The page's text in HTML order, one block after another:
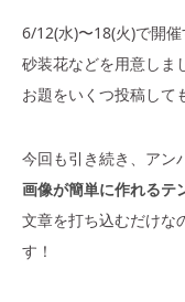
6/12(水)〜18(火)で開
砂装花などを用意しま
お題をいくつ投稿して
今回も引き続き、アン
画像が簡単に作れるテ
文章を打ち込むだけな
す！